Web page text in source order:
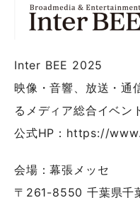
Inter BEE 2025
映像・音響、放送・通
るメディア総合イベン
公式HP：https://
会場：幕張メッセ
〒261-8550 千葉県千